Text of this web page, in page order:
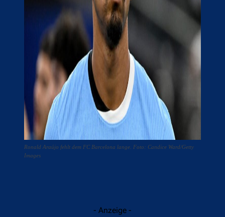
Ronald Araújo fehlt dem FC Barcelona lange. Foto: Candice Ward/Getty
Images
- Anzeige -